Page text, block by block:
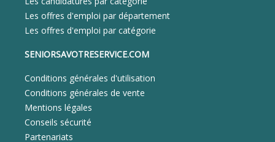
Les offres d'emploi par département
Les offres d'emploi par catégorie
SENIORSAVOTRESERVICE.COM
Conditions générales d'utilisation
Conditions générales de vente
Mentions légales
Conseils sécurité
Partenariats